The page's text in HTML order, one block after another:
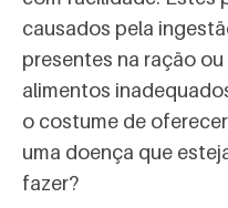
causados pela
presentes na ração ou
alimentos
o costume de
uma doença que
fazer?